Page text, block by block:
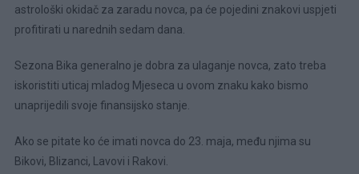
astrološki okidač za zaradu novca, pa će pojedini znakovi uspjeti
profitirati u narednih sedam dana.
Sezona Bika generalno je dobra za ulaganje novca, zato treba
iskoristiti uticaj mladog Mjeseca u ovom znaku kako bismo
unaprijedili svoje finansijsko stanje.
Ako se pitate ko će imati novca do 23. maja, među njima su
Bikovi, Blizanci, Lavovi i Rakovi.